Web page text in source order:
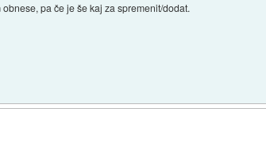
pa če je še kaj za spremenit/dodat.